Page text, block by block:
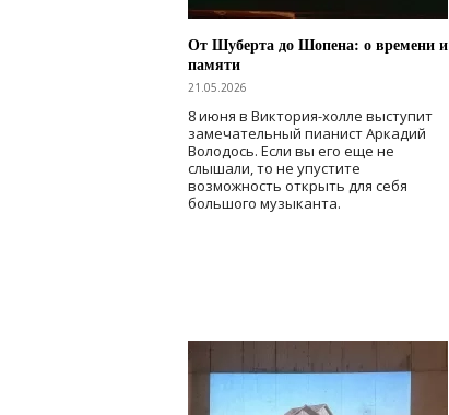
От Шуберта до Шопена: о времени и
памяти
21.05.2026
8 июня в Виктория-холле выступит
замечательный пианист Аркадий
Володось. Если вы его еще не
слышали, то не упустите
возможность открыть для себя
большого музыканта.